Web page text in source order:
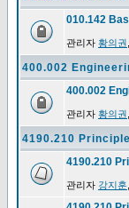
010.142
관리자 황의권
400.002
400.002
관리자 황의권
4190.210
4190.210
관리자 강지훈